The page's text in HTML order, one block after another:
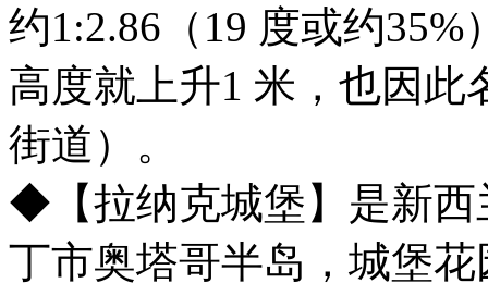
约1:2.86（19 度或约
高度就上升1 米，也因
街道）。
◆【拉纳克城堡】是新西
丁市奥塔哥半岛，城堡